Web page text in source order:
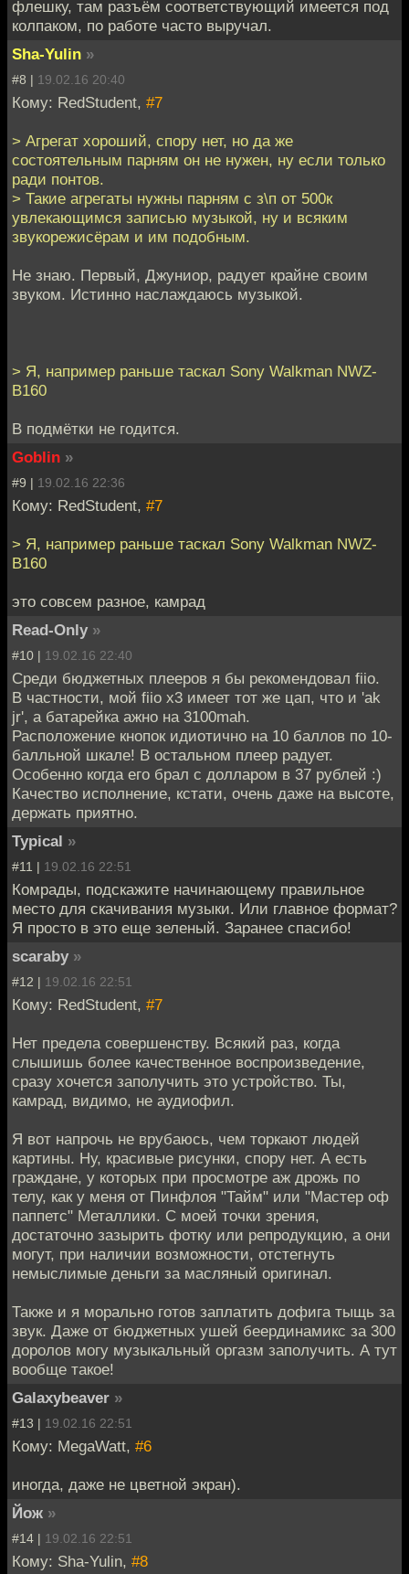
флешку, там разъём соответствующий имеется под
колпаком, по работе часто выручал.
Sha-Yulin »
#8 | 19.02.16 20:40
Кому: RedStudent, #7
> Агрегат хороший, спору нет, но да же
состоятельным парням он не нужен, ну если только
ради понтов.
> Такие агрегаты нужны парням с з\п от 500к
увлекающимся записью музыкой, ну и всяким
звукорежисёрам и им подобным.
Не знаю. Первый, Джуниор, радует крайне своим
звуком. Истинно наслаждаюсь музыкой.
> Я, например раньше таскал Sony Walkman NWZ-
B160
В подмётки не годится.
Goblin »
#9 | 19.02.16 22:36
Кому: RedStudent, #7
> Я, например раньше таскал Sony Walkman NWZ-
B160
это совсем разное, камрад
Read-Only »
#10 | 19.02.16 22:40
Среди бюджетных плееров я бы рекомендовал fiio.
В частности, мой fiio x3 имеет тот же цап, что и 'ak
jr', а батарейка ажно на 3100mah.
Расположение кнопок идиотично на 10 баллов по 10-
балльной шкале! В остальном плеер радует.
Особенно когда его брал с долларом в 37 рублей :)
Качество исполнение, кстати, очень даже на высоте,
держать приятно.
Typical »
#11 | 19.02.16 22:51
Комрады, подскажите начинающему правильное
место для скачивания музыки. Или главное формат?
Я просто в это еще зеленый. Заранее спасибо!
scaraby »
#12 | 19.02.16 22:51
Кому: RedStudent, #7
Нет предела совершенству. Всякий раз, когда
слышишь более качественное воспроизведение,
сразу хочется заполучить это устройство. Ты,
камрад, видимо, не аудиофил.
Я вот напрочь не врубаюсь, чем торкают людей
картины. Ну, красивые рисунки, спору нет. А есть
граждане, у которых при просмотре аж дрожь по
телу, как у меня от Пинфлоя "Тайм" или "Мастер оф
паппетс" Металлики. С моей точки зрения,
достаточно зазырить фотку или репродукцию, а они
могут, при наличии возможности, отстегнуть
немыслимые деньги за масляный оригинал.
Также и я морально готов заплатить дофига тыщь за
звук. Даже от бюджетных ушей беердинамикс за 300
доролов могу музыкальный оргазм заполучить. А тут
вообще такое!
Galaxybeaver »
#13 | 19.02.16 22:51
Кому: MegaWatt, #6
иногда, даже не цветной экран).
Йож »
#14 | 19.02.16 22:51
Кому: Sha-Yulin, #8